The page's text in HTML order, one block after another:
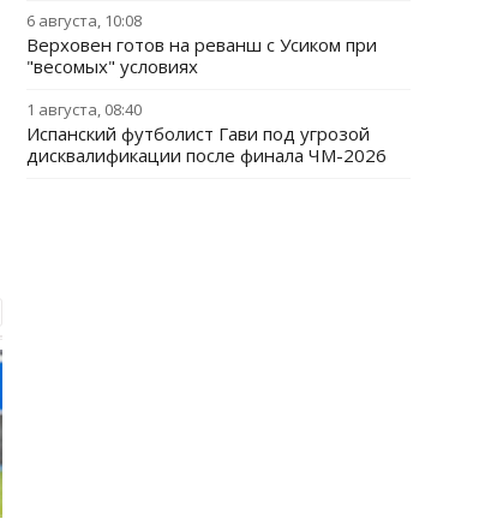
6 августа, 10:08
Верховен готов на реванш с Усиком при
"весомых" условиях
1 августа, 08:40
Испанский футболист Гави под угрозой
дисквалификации после финала ЧМ-2026